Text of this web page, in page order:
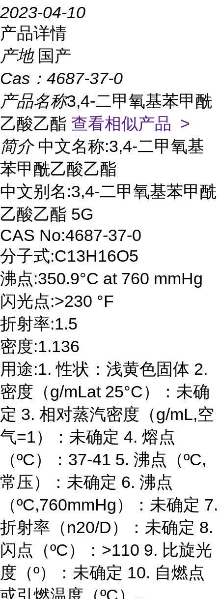
2023-04-10
产品详情
产地 国产
Cas： 4687-37-0
产品名称3,4-二甲氧基苯甲酰
乙酸乙酯 查看相似产品 >
简介 中文名称:3,4-二甲氧基
苯甲酰乙酸乙酯
中文别名:3,4-二甲氧基苯甲酰
乙酸乙酯 5G
CAS No:4687-37-0
分子式:C13H16O5
沸点:350.9°C at 760 mmHg
闪光点:>230 °F
折射率:1.5
密度:1.136
用途:1. 性状：浅黄色固体 2.
密度（g/mLat 25°C）：未确
定 3. 相对蒸汽密度（g/mL,空
气=1）：未确定 4. 熔点
（ºC）：37-41 5. 沸点（ºC,
常压）：未确定 6. 沸点
（ºC,760mmHg）：未确定 7.
折射率（n20/D）：未确定 8.
闪点（ºC）：>110 9. 比旋光
度（º）：未确定 10. 自燃点
或引燃温度（ºC）..